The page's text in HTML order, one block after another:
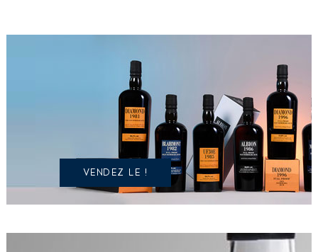
POSSÉDEZ
SPIRITUEUX
IDENTIQUE
VENDEZ LE !